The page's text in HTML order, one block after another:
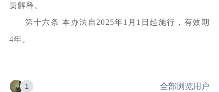
责解释。
第十六条 本办法自2025年1月1日起施行，有效期
4年。
1 全部浏览用户